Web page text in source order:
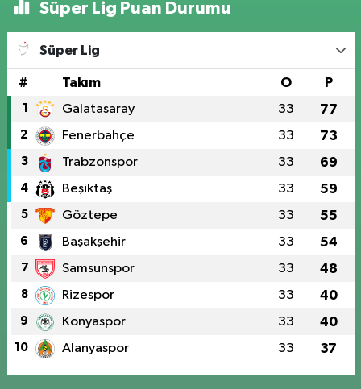
Süper Lig Puan Durumu
Süper Lig
# Takım O P
1 Galatasaray 33 77
2 Fenerbahçe 33 73
3 Trabzonspor 33 69
4 Beşiktaş 33 59
5 Göztepe 33 55
6 Başakşehir 33 54
7 Samsunspor 33 48
8 Rizespor 33 40
9 Konyaspor 33 40
10 Alanyaspor 33 37